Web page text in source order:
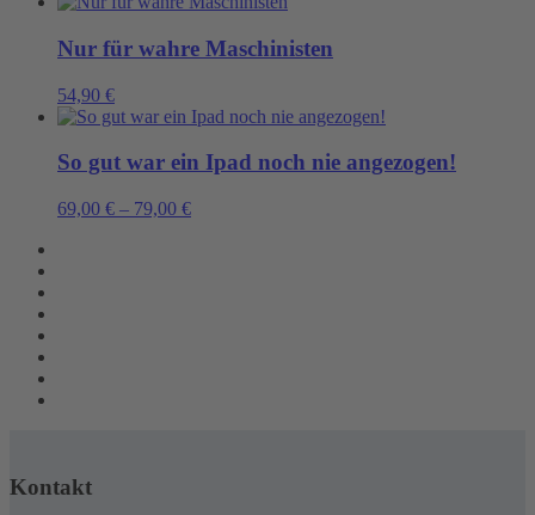
Nur für wahre Maschinisten
54,90 €
So gut war ein Ipad noch nie angezogen!
69,00 € – 79,00 €
Kontakt